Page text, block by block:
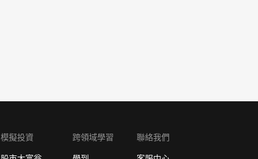
模擬投資 跨領域學習 聯絡我們